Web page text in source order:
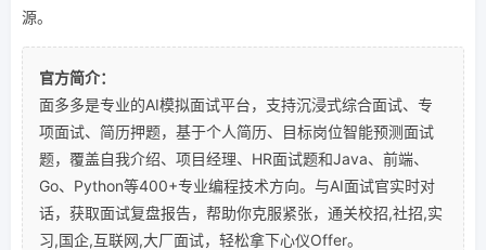
源。
官方简介：
面多多是专业的AI模拟面试平台，支持沉浸式综合面试、专
项面试、简历押题，基于个人简历、目标岗位智能预测面试
题，覆盖自我介绍、项目经理、HR面试题和Java、前端、
Go、Python等400+专业编程技术方向。与AI面试官实时对
话，获取面试复盘报告，帮助你克服紧张，通关校招,社招,实
习,国企,互联网,大厂面试，轻松拿下心仪Offer。